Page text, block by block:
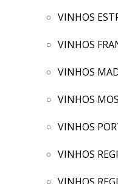
VINHOS
VINHOS
VINHOS
VINHOS
VINHOS
VINHOS